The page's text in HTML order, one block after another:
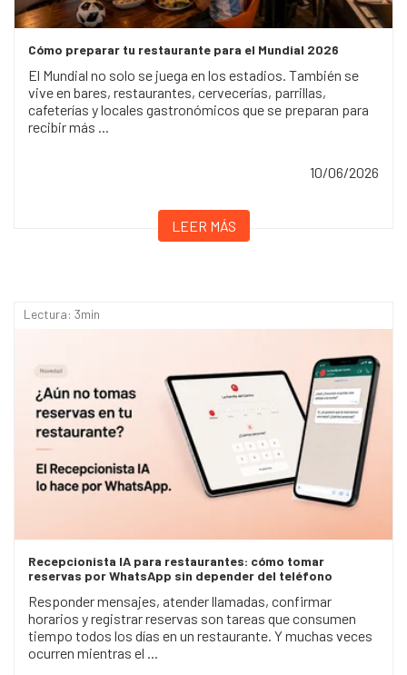
Cómo preparar tu restaurante para el Mundial 2026
El Mundial no solo se juega en los estadios. También se
vive en bares, restaurantes, cervecerías, parrillas,
cafeterías y locales gastronómicos que se preparan para
recibir más ...
10/06/2026
LEER MÁS
Lectura: 3min
Recepcionista IA para restaurantes: cómo tomar
reservas por WhatsApp sin depender del teléfono
Responder mensajes, atender llamadas, confirmar
horarios y registrar reservas son tareas que consumen
tiempo todos los días en un restaurante. Y muchas veces
ocurren mientras el ...